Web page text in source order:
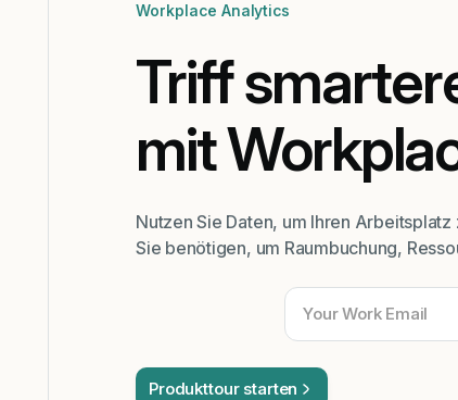
Workplace Analytics
Triff
mit
Nutzen Sie Daten, um Ihren
Sie benötigen, um Raumbuchung,
Produkttour starten